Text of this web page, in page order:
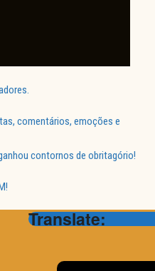
comentários, emoções e
contornos de obritagório!
Translate: